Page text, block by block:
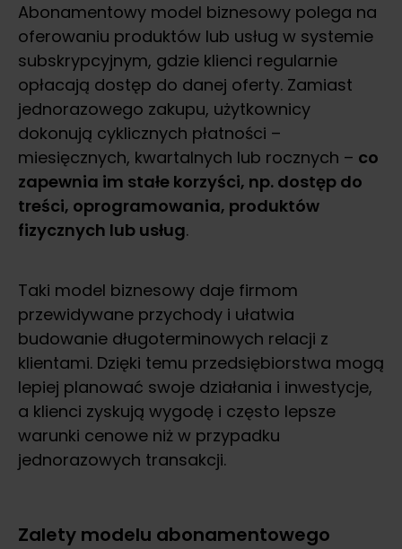
Abonamentowy model biznesowy polega na
oferowaniu produktów lub usług w systemie
subskrypcyjnym, gdzie klienci regularnie
opłacają dostęp do danej oferty. Zamiast
jednorazowego zakupu, użytkownicy
dokonują cyklicznych płatności –
miesięcznych, kwartalnych lub rocznych – co
zapewnia im stałe korzyści, np. dostęp do
treści, oprogramowania, produktów
fizycznych lub usług.
Taki model biznesowy daje firmom
przewidywane przychody i ułatwia
budowanie długoterminowych relacji z
klientami. Dzięki temu przedsiębiorstwa mogą
lepiej planować swoje działania i inwestycje,
a klienci zyskują wygodę i często lepsze
warunki cenowe niż w przypadku
jednorazowych transakcji.
Zalety modelu abonamentowego